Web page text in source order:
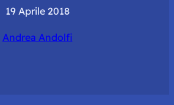
19 Aprile 2018
Andrea Andolfi